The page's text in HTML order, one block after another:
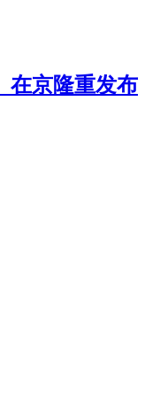
在京隆重发布